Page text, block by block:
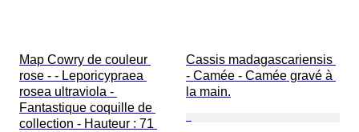
Map Cowry de couleur
rose - - Leporicypraea
rosea ultraviola -
Fantastique coquille de
collection - Hauteur : 71
Cassis madagascariensis
- Camée - Camée gravé à
la main.